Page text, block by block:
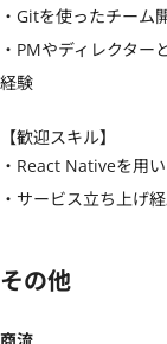
・Gitを使ったチーム
・PMやディレクタ
経験
【歓迎スキル】
・React Nativeを用
・サービス立ち上げ
その他